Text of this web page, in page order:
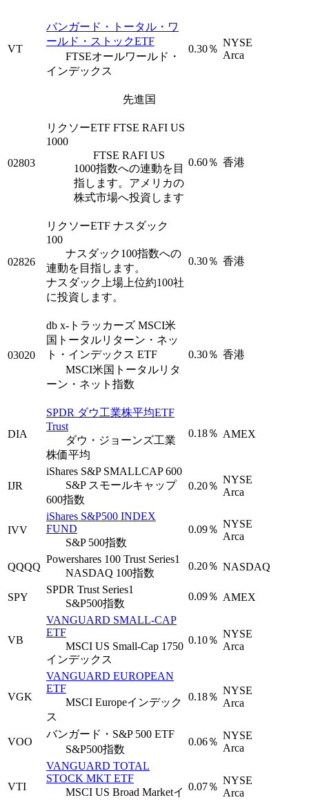
VT
バンガード・トータル・ワ
ールド・ストックETF
FTSEオールワールド・
インデックス
0.30％
NYSE
Arca
先進国
02803
リクソーETF FTSE RAFI US
1000
FTSE RAFI US
1000指数への連動を目
指します。アメリカの
株式市場へ投資します
0.60％ 香港
02826
リクソーETF ナスダック
100
ナスダック100指数への
連動を目指します。
ナスダック上場上位約100社
に投資します。
0.30％ 香港
03020
db x-トラッカーズ MSCI米
国トータルリターン・ネッ
ト・インデックス ETF
MSCI米国トータルリタ
ーン・ネット指数
0.30％ 香港
DIA
SPDR ダウ工業株平均ETF
Trust
ダウ・ジョーンズ工業
株価平均
0.18％ AMEX
IJR
iShares S&P SMALLCAP 600
S&P スモールキャップ
600指数
0.20％
NYSE
Arca
IVV
iShares S&P500 INDEX
FUND
S&P 500指数
0.09％ NYSE
Arca
QQQQ
Powershares 100 Trust Series1
NASDAQ 100指数
0.20％ NASDAQ
SPY
SPDR Trust Series1
S&P500指数
0.09％ AMEX
VB
VANGUARD SMALL-CAP
ETF
MSCI US Small-Cap 1750
インデックス
0.10％
NYSE
Arca
VGK
VANGUARD EUROPEAN
ETF
MSCI Europeインデック
ス
0.18％
NYSE
Arca
VOO
バンガード・S&P 500 ETF
S&P500指数
0.06％
NYSE
Arca
VTI
VANGUARD TOTAL
STOCK MKT ETF
MSCI US Broad Marketイ 0.07％
NYSE
Arca